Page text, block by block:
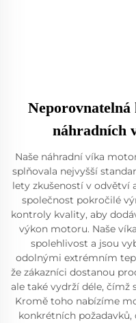
náhradních
Naše náhradní víka
splňovala nejvyšší
lety zkušeností v odvětví
společnost pokročilé
kontroly kvality, aby
výkon motoru. Naše
spolehlivost a jsou
odolnými extrémním
že zákazníci dostanou
ale také vydrží déle, čímž
Kromě toho nabízíme
konkrétních